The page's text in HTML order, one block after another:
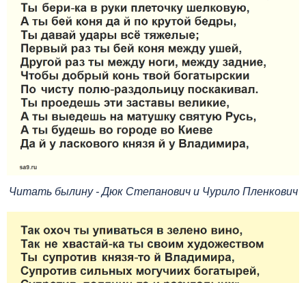
Читать былину - Дюк Степанович и Чурило Пленкович